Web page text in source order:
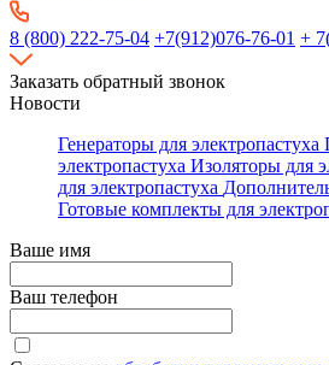
8 (800) 222-75-04 +7(912)076-76-01 +
Заказать обратный звонок
Новости
Генераторы для электропастуха
электропастуха Изоляторы для
для электропастуха
Готовые комплекты для
Ваше имя
Ваш телефон